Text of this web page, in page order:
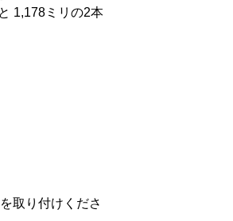
1,178ミリの2本
取り付けくださ